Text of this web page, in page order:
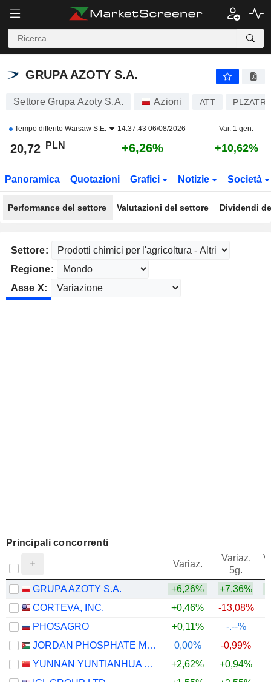
GRUPA AZOTY S.A.
GRUPA AZOTY S.A.
Settore Grupa Azoty S.A. Azioni ATT
Tempo differito Warsaw S.E. 14:37:43 06/08/2026 Var. 1 gen.
20,72 PLN +6,26% +10,62%
Panoramica Quotazioni Grafici Notizie Società
Performance del settore Valutazioni del settore Dividendi
Settore:
Regione:
Asse X:
Principali concorrenti
Variaz.
Variaz.
5g.
GRUPA AZOTY S.A.
+6,26% +7,36%
CORTEVA, INC.
+0,46% -13,08%
PHOSAGRO
+0,11%
-.--%
JORDAN PHOSPHATE MINES CO. PLC
0,00% -0,99%
YUNNAN YUNTIANHUA CO., LTD.
+2,62% +0,94%